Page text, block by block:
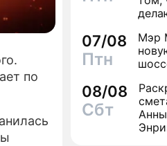
по
07/08
Птн
Мэр
08/08
Сбт